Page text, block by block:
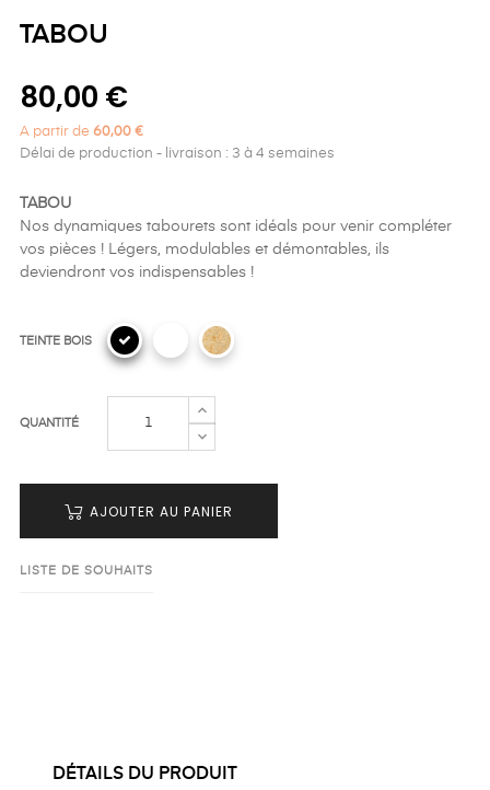
TABOU
80,00 €
A partir de 60,00 €
Délai de production - livraison : 3 à 4 semaines
TABOU
Nos dynamiques tabourets sont idéals pour venir compléter
vos pièces ! Légers, modulables et démontables, ils
deviendront vos indispensables !
TEINTE BOIS
QUANTITÉ
AJOUTER AU PANIER
LISTE DE SOUHAITS
DÉTAILS DU PRODUIT